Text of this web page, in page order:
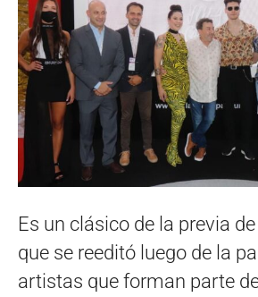
Es un clásico de la previa
que se reeditó luego de la
artistas que forman parte